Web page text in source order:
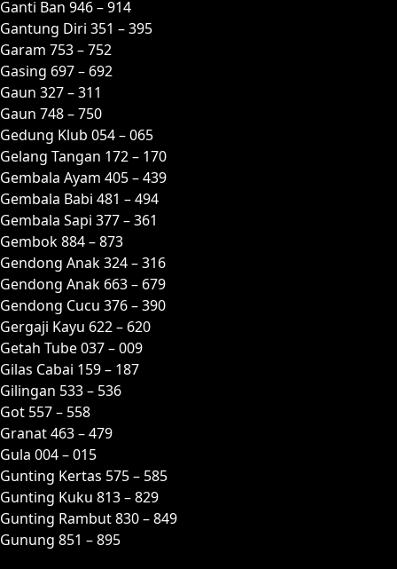
Ganti Ban 946 – 914
Gantung Diri 351 – 395
Garam 753 – 752
Gasing 697 – 692
Gaun 327 – 311
Gaun 748 – 750
Gedung Klub 054 – 065
Gelang Tangan 172 – 170
Gembala Ayam 405 – 439
Gembala Babi 481 – 494
Gembala Sapi 377 – 361
Gembok 884 – 873
Gendong Anak 324 – 316
Gendong Anak 663 – 679
Gendong Cucu 376 – 390
Gergaji Kayu 622 – 620
Getah Tube 037 – 009
Gilas Cabai 159 – 187
Gilingan 533 – 536
Got 557 – 558
Granat 463 – 479
Gula 004 – 015
Gunting Kertas 575 – 585
Gunting Kuku 813 – 829
Gunting Rambut 830 – 849
Gunung 851 – 895